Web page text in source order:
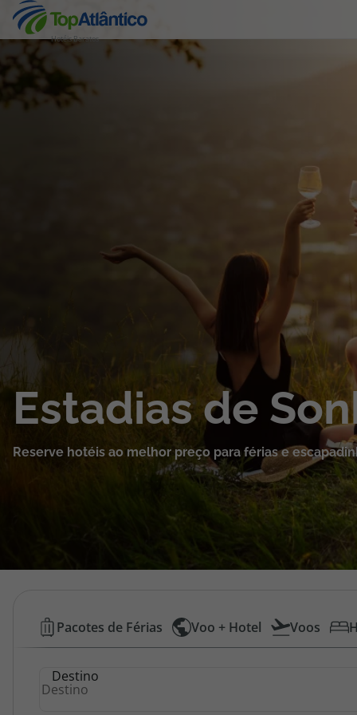
Hotéis Baratos
Destinos
Pacotes de Férias
Cruzeiros
Promoções
Área de Cliente
Estadias de
Reserve hotéis ao melhor preço para férias e
Hotéis
Baratos
Pacotes de Férias Voo + Hotel Voos
Destino